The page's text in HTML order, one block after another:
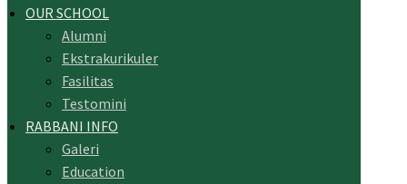
OUR SCHOOL
Alumni
Ekstrakurikuler
Fasilitas
Testomini
RABBANI INFO
Galeri
Education